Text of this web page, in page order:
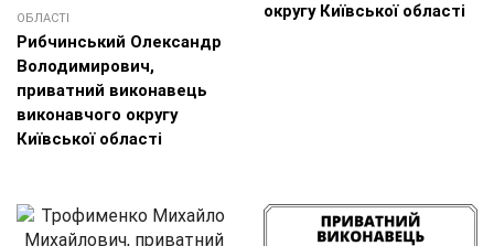
ОБЛАСТІ
Рибчинський Олександр
Володимирович,
приватний виконавець
виконавчого округу
Київської області
округу Київської області